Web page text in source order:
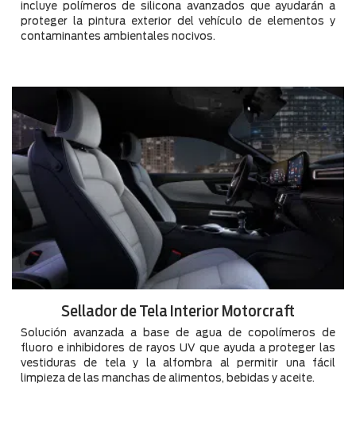
incluye polímeros de silicona avanzados que ayudarán a
proteger la pintura exterior del vehículo de elementos y
contaminantes ambientales nocivos.
Sellador de Tela Interior Motorcraft
Solución avanzada a base de agua de copolímeros de
fluoro e inhibidores de rayos UV que ayuda a proteger las
vestiduras de tela y la alfombra al permitir una fácil
limpieza de las manchas de alimentos, bebidas y aceite.